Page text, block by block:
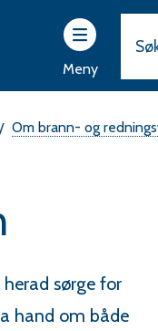
Meny
Om brann- og
sørge for
hand om både